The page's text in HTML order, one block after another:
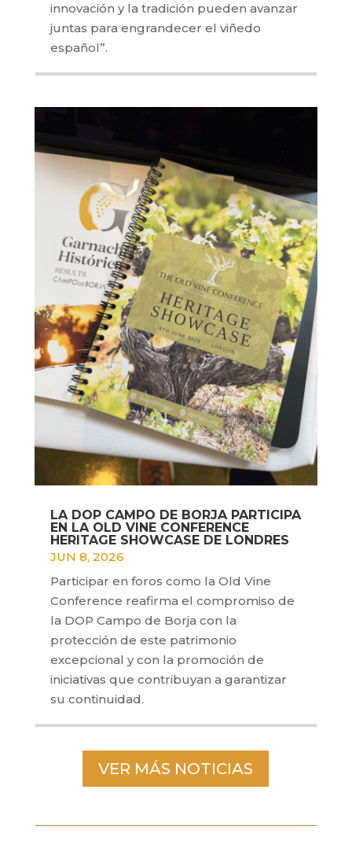
innovación y la tradición pueden avanzar
juntas para engrandecer el viñedo
español”.
LA DOP CAMPO DE BORJA PARTICIPA
EN LA OLD VINE CONFERENCE
HERITAGE SHOWCASE DE LONDRES
JUN 8, 2026
Participar en foros como la Old Vine
Conference reafirma el compromiso de
la DOP Campo de Borja con la
protección de este patrimonio
excepcional y con la promoción de
iniciativas que contribuyan a garantizar
su continuidad.
VER MÁS NOTICIAS